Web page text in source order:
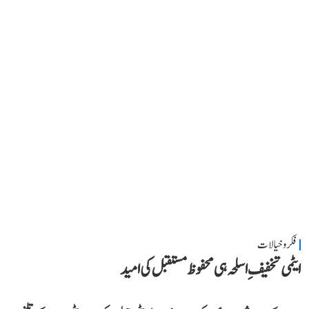
فکر و خیالات
ایٹمی تخفیفِ اسلحہ ہی محفوظ مستقبل کی امید